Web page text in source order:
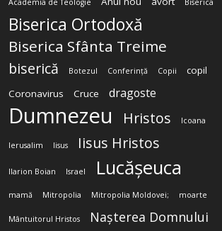
Academia de Teologie Biserica
Biserica Ortodoxă
Biserica Sfânta Treime
biserică Botezul Conferință Copii
copil
Coronavirus
Cruce dragoste
Dumnezeu Hristos Icoana
Ierusalim Iisus Iisus Hristos
Ilarion Boian Israel Lucășeuca
mamă Mitropolia Mitropolia Moldovei; moarte
Mântuitorul Hristos Nașterea Domnului